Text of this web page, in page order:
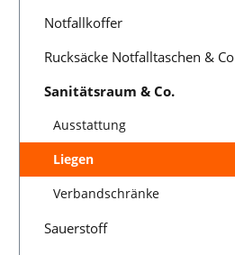
Notfallkoffer
Rucksäcke Notfalltaschen & Co
Sanitätsraum & Co.
Ausstattung
Liegen
Verbandschränke
Sauerstoff